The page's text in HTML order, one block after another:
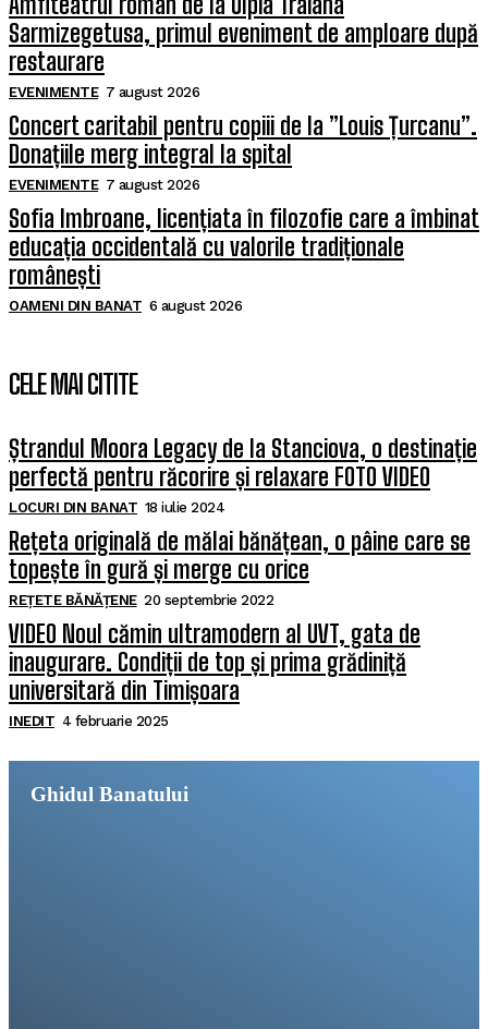
Sarmizegetusa, primul eveniment de amploare după
restaurare
EVENIMENTE 7 august 2026
Concert caritabil pentru copiii de la ”Louis Țurcanu”.
Donațiile merg integral la spital
EVENIMENTE 7 august 2026
Sofia Imbroane, licențiata în filozofie care a îmbinat
educația occidentală cu valorile tradiționale
românești
OAMENI DIN BANAT 6 august 2026
CELE MAI CITITE
Ștrandul Moora Legacy de la Stanciova, o destinație
perfectă pentru răcorire și relaxare FOTO VIDEO
LOCURI DIN BANAT 18 iulie 2024
Rețeta originală de mălai bănățean, o pâine care se
topește în gură și merge cu orice
REȚETE BĂNĂȚENE 20 septembrie 2022
VIDEO Noul cămin ultramodern al UVT, gata de
inaugurare. Condiții de top și prima grădiniță
universitară din Timișoara
INEDIT 4 februarie 2025
Ghidul Banatului